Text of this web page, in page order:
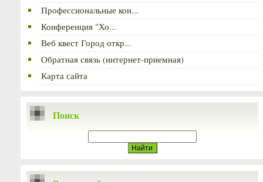
Профессиональные кон...
Конференция "Хо...
Веб квест Город откр...
Обратная связь (интернет-приемная)
Карта сайта
Поиск